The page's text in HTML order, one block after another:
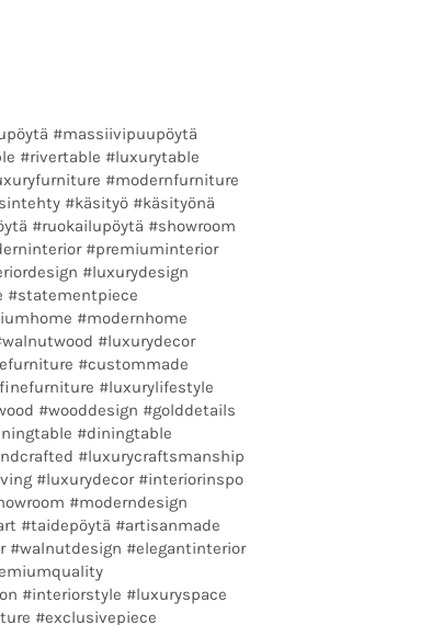
#massiivipuupöytä
#rivertable #luxurytable
#modernfurniture
#käsityö #käsityönä
#ruokailupöytä #showroom
#premiuminterior
#luxurydesign
#statementpiece
#modernhome
#luxurydecor
#custommade
#luxurylifestyle
#wooddesign #golddetails
#diningtable
#luxurycraftsmanship
#luxurydecor #interiorinspo
#moderndesign
#taidepöytä #artisanmade
#walnutdesign #elegantinterior
#interiorstyle #luxuryspace
#exclusivepiece